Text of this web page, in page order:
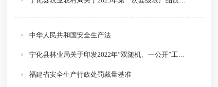
中华人民共和国安全生产法
宁化县林业局关于印发2022年“双随机、一公开”工作计划的通知
福建省安全生产行政处罚裁量基准